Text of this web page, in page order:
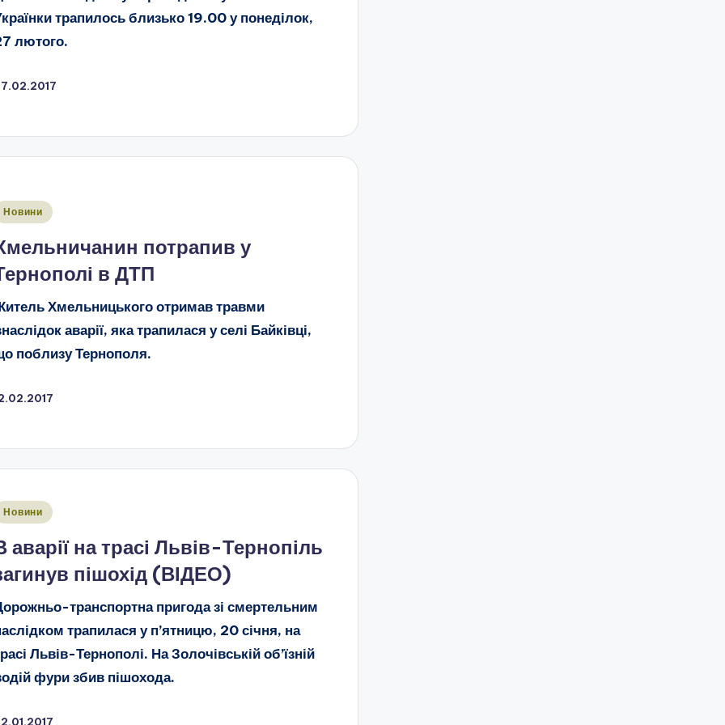
трапилось близько 19.00 у понеділок,
лютого.
Новини
потрапив у
в ДТП
Хмельницького отримав травми
аварії, яка трапилася у селі Байківці,
поблизу Тернополя.
Новини
аварії на трасі Львів-Тернопіль
пішохід (ВІДЕО)
транспортна пригода зі смертельним
трапилася у п’ятницю, 20 січня, на
Львів-Тернополі. На Золочівській об’їзній
фури збив пішохода.